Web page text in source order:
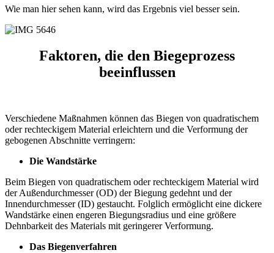
Wie man hier sehen kann, wird das Ergebnis viel besser sein.
Faktoren, die den Biegeprozess
beeinflussen
Verschiedene Maßnahmen können das Biegen von quadratischem
oder rechteckigem Material erleichtern und die Verformung der
gebogenen Abschnitte verringern:
Die Wandstärke
Beim Biegen von quadratischem oder rechteckigem Material wird
der Außendurchmesser (OD) der Biegung gedehnt und der
Innendurchmesser (ID) gestaucht. Folglich ermöglicht eine dickere
Wandstärke einen engeren Biegungsradius und eine größere
Dehnbarkeit des Materials mit geringerer Verformung.
Das Biegenverfahren